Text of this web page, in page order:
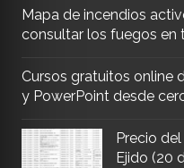
Mapa de incendios
consultar los fuegos en
Cursos gratuitos online
y PowerPoint desde
Precio
Ejido (20